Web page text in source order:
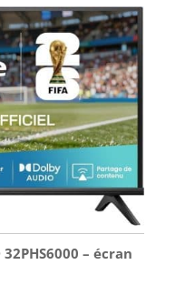
sur votre
Partagez vos
votre écran
Profitez de
grand écran, sans
intégration fluide
【Netflix & Prime
des films, séries
Retrouvez les plus
et programmes
Avec un accès
divertissement
vous et profitez du
– écran